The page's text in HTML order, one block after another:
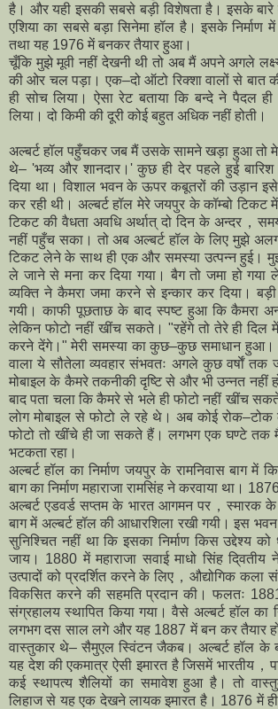
है। और यही इसकी सबसे बड़ी विशेषता है। इसके बारे
एशिया का सबसे बड़ा सिनेमा हॉल है। इसके निर्माण
तथा यह 1976 में बनकर तैयार हुआ।
चूँकि मुझे मूवी नहीं देखनी थी तो अब मैं अपने अगले
की ओर चल पड़ा। एक–दो ऑटो रिक्शा वालों से बात
ही सोच लिया। ऐसा रेट बताया कि बन्दे ने पैदल
लिया। दो किमी की दूरी कोई बहुत अधिक नहीं होती।
अल्बर्ट हॉल पहुँचकर जब मैं उसके सामने खड़ा हुआ तो
थे– 'भव्य और शानदार।' कुछ ही देर पहले हुई
दिया था। विशाल भवन के ऊपर कबूतरों की उड़ान इसे
कर रही थी। अल्बर्ट हॉल मेरे जयपुर के कॉम्बो टिकट
टिकट की वैधता अवधि अर्थात् दो दिन के अन्दर，
नहीं पहुँच सका। तो अब अल्बर्ट हॉल के लिए मुझे
टिकट लेने के साथ ही एक और समस्या उत्पन्न हुई।
ले जाने से मना कर दिया गया। बैग तो जमा हो गया
व्यक्ति ने कैमरा जमा करने से इन्कार कर दिया। बड़ी
गयी। काफी पूछताछ के बाद स्पष्ट हुआ कि कैमरा
लेकिन फोटाे नहीं खींच सकते। "रहेंगे तो तेरे ही दिल में
करने देंगे।" मेरी समस्या का कुछ–कुछ समाधान
वाला ये सौतेला व्यवहार संभवतः अगले कुछ वर्षाें तक
मोबाइल के कैमरे तकनीकी दृष्टि से और भी उन्नत नहीं
बाद पता चला कि कैमरे से भले ही फोटो नहीं खींच
लाेग मोबाइल से फोटो ले रहे थे। अब कोई रोक–टोक
फोटो तो खींचे ही जा सकते हैं। लगभग एक घण्टे तक
भटकता रहा।
अल्बर्ट हॉल का निर्माण जयपुर के रामनिवास बाग में
बाग का निर्माण महाराजा रामसिंह ने करवाया था।
अल्बर्ट एडवर्ड सप्तम के भारत आगमन पर，स्मारक के
बाग में अल्बर्ट हॉल की आधारशिला रखी गयी। इस
सुनिश्चित नहीं था कि इसका निर्माण किस उद्देश्य
जाय। 1880 में महाराजा सवाई माधो सिंह दि्वतीय
उत्पादों को प्रदर्शित करने के लिए，औद्योगिक
विकसित करने की सहमति प्रदान की। फलतः
संग्रहालय स्थापित किया गया। वैसे अल्बर्ट हॉल का
लगभग दस साल लगे और यह 1887 में बन कर तैयार
वास्तुकार थे– सैमुएल स्विंटन जैकब। अल्बर्ट हॉल के
यह देश की एकमात्र ऐसी इमारत है जिसमें भारतीय，
कई स्थापत्य शैलियों का समावेश हुआ है। तो
लिहाज से यह एक देखने लायक इमारत है। 1876 में